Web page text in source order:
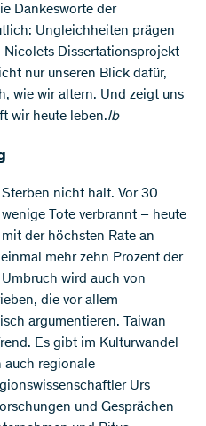
Dankesworte der
Ungleichheiten prägen
Dissertationsprojekt
nur unseren Blick dafür,
wie wir altern. Und zeigt uns
wir heute leben.lb
nicht halt. Vor 30
Tote verbrannt – heute
der höchsten Rate an
mehr zehn Prozent der
Umbruch wird auch von
die vor allem
argumentieren. Taiwan
Es gibt im Kulturwandel
auch regionale
Urs
und Gesprächen